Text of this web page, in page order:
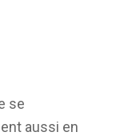
se
aussi en